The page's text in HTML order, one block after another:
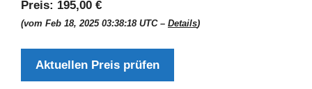
Preis: 195,00 €
(vom Feb 18, 2025 03:38:18 UTC – Details)
Aktuellen Preis prüfen